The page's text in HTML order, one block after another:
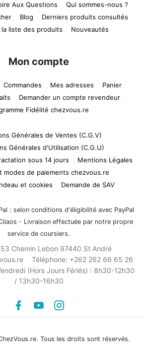
Aux Questions
Qui sommes-nous ?
Blog
Derniers produits consultés
la liste des produits
Nouveautés
Mon compte
Commandes Mes adresses
Panier
Demander un compte revendeur
Fidélité chezvous.re
Générales de Ventes (C.G.V)
Générales d'Utilisation (C.G.U)
sous 14 jours
Mentions Légales
modes de paiements chezvous.re
et cookies
Demande de SAV
: selon conditions d'éligibilité avec PayPal
- Livraison effectuée par notre propre
service de coursiers.
Chemin Lebon 97440 St André
Téléphone: +262 262 66 65 26
(Hors Jours Fériés) : 8h30-12h30
/ 13h30-16h30
Facebook
youtube
instagram
Tous les droits sont réservés.